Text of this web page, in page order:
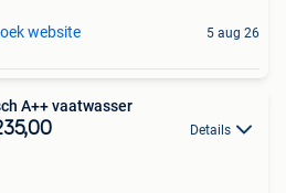
website 5 aug 26
A++ vaatwasser
Details